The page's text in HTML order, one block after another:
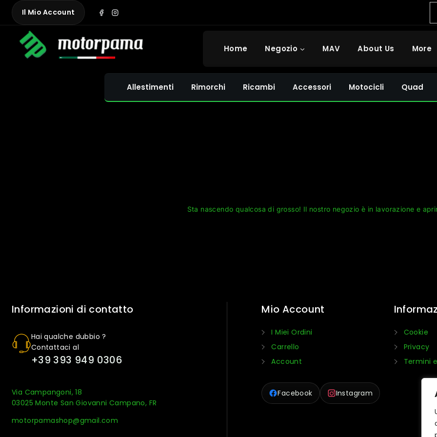
Skip
content
Il Mio Account
Home Negozio MAV About Us More
Allestimenti Rimorchi Ricambi Accessori Motocicli Quad
Sta nascendo qualcosa di grosso! Il nostro negozio è in lavorazione e
Informazioni di contatto
Hai qualche dubbio ?
Contattaci al
+39 393 949 0306
Via Campangoni, 18
03025 Monte San Giovanni Campano, FR
motorpamashop@gmail.com
Mio Account
I Miei Ordini
Carrello
Account
Facebook Instagram
Cookie
Privacy
Termini